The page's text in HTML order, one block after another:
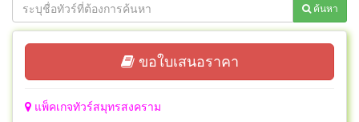
ค้นหา
ขอใบเสนอราคา
แพ็คเกจทัวร์สมุทรสงคราม